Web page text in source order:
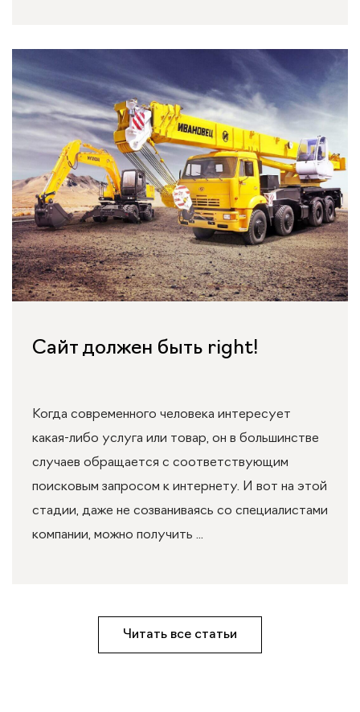
Сайт должен быть right!
Когда современного человека интересует
какая-либо услуга или товар, он в большинстве
случаев обращается с соответствующим
поисковым запросом к интернету. И вот на этой
стадии, даже не созваниваясь со специалистами
компании, можно получить ...
Читать все статьи